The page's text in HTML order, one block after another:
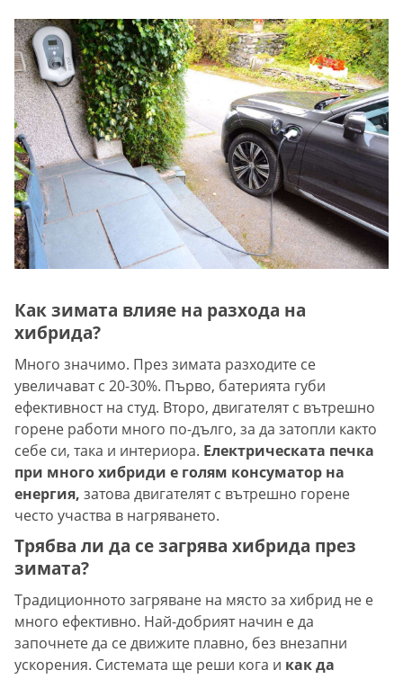
Как зимата влияе на разхода на
хибрида?
Много значимо. През зимата разходите се
увеличават с 20-30%. Първо, батерията губи
ефективност на студ. Второ, двигателят с вътрешно
горене работи много по-дълго, за да затопли както
себе си, така и интериора. Електрическата печка
при много хибриди е голям консуматор на
енергия, затова двигателят с вътрешно горене
често участва в нагряването.
Трябва ли да се загрява хибрида през
зимата?
Традиционното загряване на място за хибрид не е
много ефективно. Най-добрият начин е да
започнете да се движите плавно, без внезапни
ускорения. Системата ще реши кога и как да